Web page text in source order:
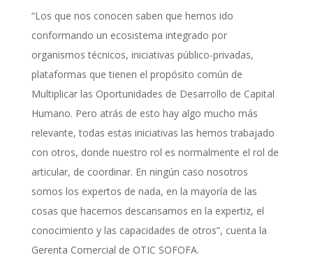
“Los que nos conocen saben que hemos ido
conformando un ecosistema integrado por
organismos técnicos, iniciativas público-privadas,
plataformas que tienen el propósito común de
Multiplicar las Oportunidades de Desarrollo de Capital
Humano. Pero atrás de esto hay algo mucho más
relevante, todas estas iniciativas las hemos trabajado
con otros, donde nuestro rol es normalmente el rol de
articular, de coordinar. En ningún caso nosotros
somos los expertos de nada, en la mayoría de las
cosas que hacemos descansamos en la expertiz, el
conocimiento y las capacidades de otros”, cuenta la
Gerenta Comercial de OTIC SOFOFA.